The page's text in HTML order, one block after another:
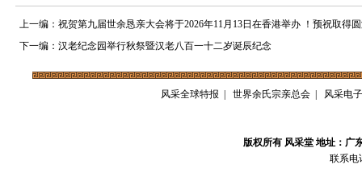
上一编：祝贺第九届世余恳亲大会将于2026年11月13日在香港举办 ！预祝取得
下一编：汉老纪念园举行秋祭暨汉老八百一十二岁诞辰纪念
风采全球特报 世界余氏宗亲总会 风采电
版权所有 风采堂 地址：广
联系电